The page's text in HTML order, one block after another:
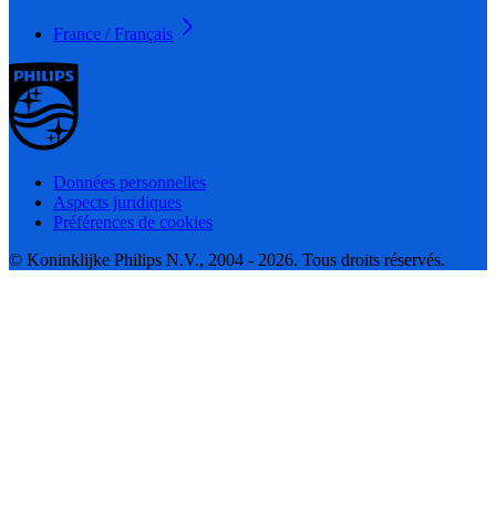
France / Français
Données personnelles
Aspects juridiques
Préférences de cookies
© Koninklijke Philips N.V., 2004 - 2026. Tous droits réservés.